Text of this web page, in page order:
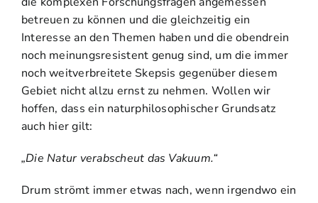
betreuen zu können und die gleichzeitig ein
Interesse an den Themen haben und die obendrein
noch meinungsresistent genug sind, um die immer
noch weitverbreitete Skepsis gegenüber diesem
Gebiet nicht allzu ernst zu nehmen. Wollen wir
hoffen, dass ein naturphilosophischer Grundsatz
auch hier gilt:
„Die Natur verabscheut das Vakuum.“
Drum strömt immer etwas nach, wenn irgendwo ein